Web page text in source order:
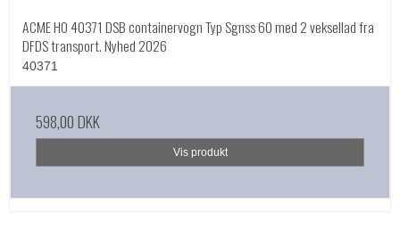
ACME HO 40371 DSB containervogn Typ Sgnss 60 med 2 veksellad fra
DFDS transport. Nyhed 2026
40371
598,00 DKK
Vis produkt